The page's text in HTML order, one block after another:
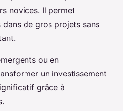
novices. Il permet
dans de gros projets sans
ou en
un investissement
grâce à